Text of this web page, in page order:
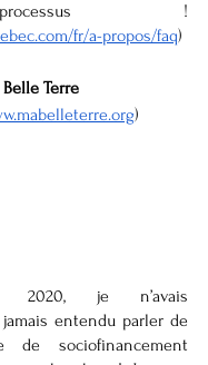
!
fr/a-propos/faq)
Terre
)
2020, je n’avais
entendu parler de
de sociofinancement